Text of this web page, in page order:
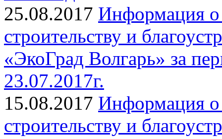
25.08.2017 Информация о
строительству и
«ЭкоГрад Волгарь» за
23.07.2017г.
15.08.2017 Информация о
строительству и